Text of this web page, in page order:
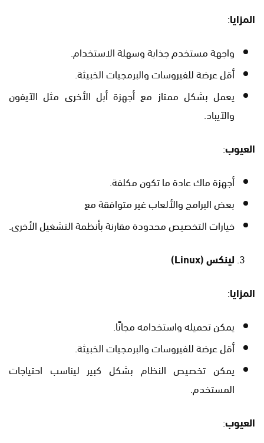
المزايا:
واجهة مستخدم جذابة وسهلة الاستخدام.
أقل عرضة للفيروسات والبرمجيات الخبيثة.
يعمل بشكل ممتاز مع أجهزة أبل الأخرى مثل الآيفون
والآيباد.
العيوب:
أجهزة ماك عادة ما تكون مكلفة.
بعض البرامج والألعاب غير متوافقة مع
خيارات التخصيص محدودة مقارنة بأنظمة التشغيل الأخرى.
لينكس(Linux)
المزايا:
يمكن تحميله واستخدامه مجانًا.
أقل عرضة للفيروسات والبرمجيات الخبيثة.
يمكن تخصيص النظام بشكل كبير ليناسب احتياجات
المستخدم.
العيوب: